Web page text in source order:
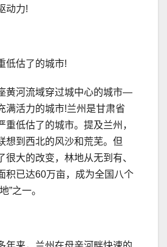
动力!
低估了的城市!
黄河流域穿过城中心的城市—
满活力的城市!兰州是甘肃省
重低估了的城市。提及兰州，
想到西北的风沙和荒芜。但
很大的改变，林地从无到有、
积已达60万亩，成为全国八个
”之一。